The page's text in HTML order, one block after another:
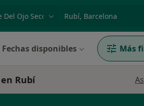
enfermedad o nombre
p. ej. Madrid
Fechas disponibles Más
Rubí